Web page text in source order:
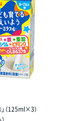
（125ml×3）